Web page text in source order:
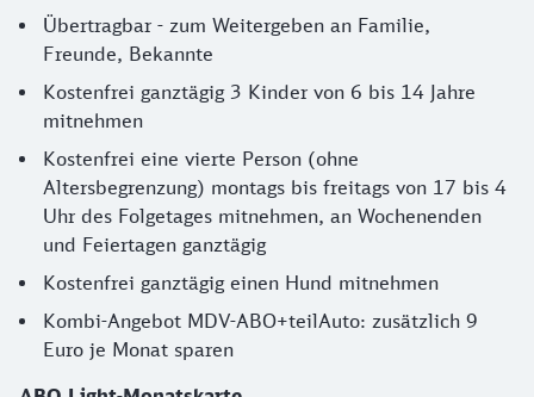
Übertragbar - zum Weitergeben an Familie,
Freunde, Bekannte
Kostenfrei ganztägig 3 Kinder von 6 bis 14 Jahre
mitnehmen
Kostenfrei eine vierte Person (ohne
Altersbegrenzung) montags bis freitags von 17 bis 4
Uhr des Folgetages mitnehmen, an Wochenenden
und Feiertagen ganztägig
Kostenfrei ganztägig einen Hund mitnehmen
Kombi-Angebot MDV-ABO+teilAuto: zusätzlich 9
Euro je Monat sparen